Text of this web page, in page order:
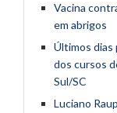
Vacina
em abrigos
Últimos dias
dos cursos
Sul/SC
Luciano